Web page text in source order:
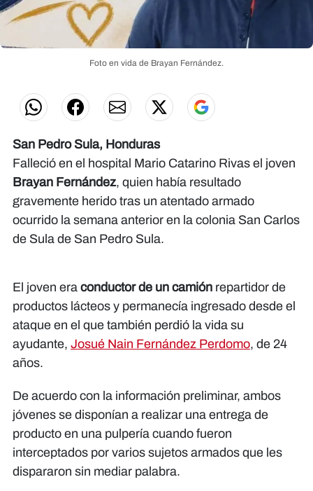
Foto en vida de Brayan Fernández.
San Pedro Sula, Honduras
Falleció en el hospital Mario Catarino Rivas el joven
Brayan Fernández, quien había resultado
gravemente herido tras un atentado armado
ocurrido la semana anterior en la colonia San Carlos
de Sula de San Pedro Sula.
El joven era conductor de un camión repartidor de
productos lácteos y permanecía ingresado desde el
ataque en el que también perdió la vida su
ayudante, Josué Nain Fernández Perdomo, de 24
años.
De acuerdo con la información preliminar, ambos
jóvenes se disponían a realizar una entrega de
producto en una pulpería cuando fueron
interceptados por varios sujetos armados que les
dispararon sin mediar palabra.